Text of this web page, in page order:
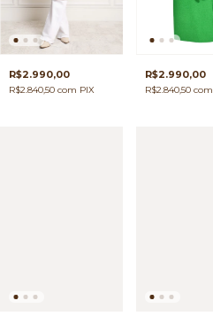
R$2.990,00
R$2.840,50 com PIX
R$2.990,00
R$2.840,50com